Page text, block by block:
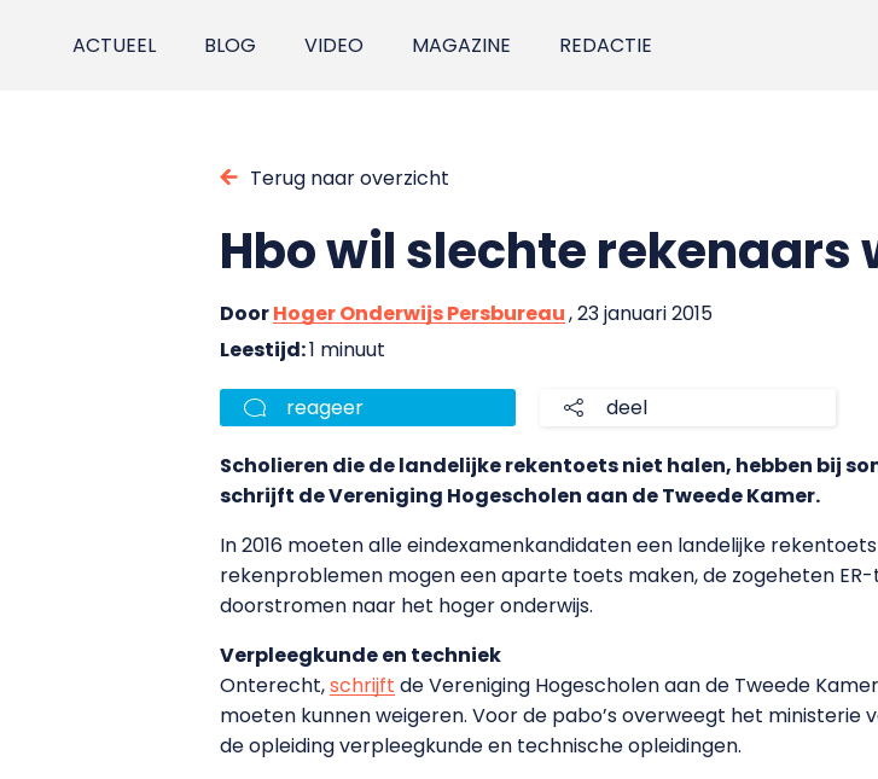
ACTUEEL BLOG VIDEO MAGAZINE REDACTIE
Terug naar overzicht
Hbo wil slechte rekenaars
DoorHoger Onderwijs Persbureau, 23 januari 2015
Leestijd:1 minuut
reageer deel
Scholieren die de landelijke rekentoets niet halen, hebben bij
schrijft de Vereniging Hogescholen aan de Tweede Kamer.
In 2016 moeten alle eindexamenkandidaten een landelijke
rekenproblemen mogen een aparte toets maken, de zogeheten ER-
doorstromen naar het hoger onderwijs.
Verpleegkunde en techniek
Onterecht,schrijft de Vereniging Hogescholen aan de Tweede
moeten kunnen weigeren. Voor de pabo’s overweegt het ministerie
de opleiding verpleegkunde en technische opleidingen.